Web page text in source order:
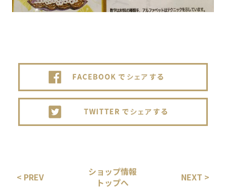
< PREV
ショップ情報
トップへ
NEXT >